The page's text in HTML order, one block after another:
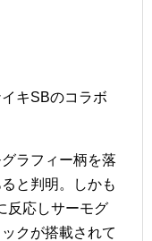
キSBのコラボ
ラフィー柄を落
と判明。しかも
反応しサーモグ
クが搭載されて